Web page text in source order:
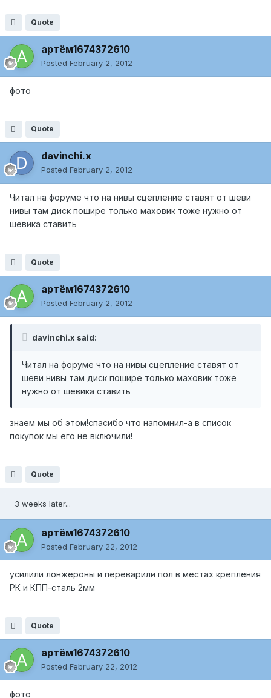
Quote
артём1674372610
Posted February 2, 2012
фото
Quote
davinchi.x
Posted February 2, 2012
Читал на форуме что на нивы сцепление ставят от шеви
нивы там диск пошире только маховик тоже нужно от
шевика ставить
Quote
артём1674372610
Posted February 2, 2012
davinchi.x said:
Читал на форуме что на нивы сцепление ставят от
шеви нивы там диск пошире только маховик тоже
нужно от шевика ставить
знаем мы об этом!спасибо что напомнил-а в список
покупок мы его не включили!
Quote
3 weeks later...
артём1674372610
Posted February 22, 2012
усилили лонжероны и переварили пол в местах крепления
РК и КПП-сталь 2мм
Quote
артём1674372610
Posted February 22, 2012
фото